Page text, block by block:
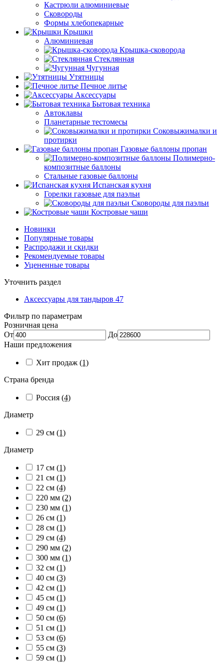
Кастрюли алюминиевые
Сковороды
Формы хлебопекарные
Крышки
Алюминиевая
Крышка-сковорода
Стеклянная
Чугунная
Утятницы
Печное литье
Аксессуары
Бытовая техника
Автоклавы
Планетарные тестомесы
Соковыжималки и
протирки
Газовые баллоны пропан
Полимерно-
композитные баллоны
Стальные газовые баллоны
Испанская кухня
Горелки газовые для паэльи
Сковороды для паэльи
Костровые чаши
Новинки
Популярные товары
Распродажи и скидки
Рекомендуемые товары
Уцененные товары
Уточнить раздел
Аксессуары для тандыров 47
Фильтр по параметрам
Розничная цена
От
До
Наши предложения
Хит продаж (1)
Страна бренда
Россия (4)
Диаметр
29 см (1)
Диаметр
17 см (1)
21 см (1)
22 см (4)
220 мм (2)
230 мм (1)
26 см (1)
28 см (1)
29 см (4)
290 мм (2)
300 мм (1)
32 см (1)
40 см (3)
42 см (1)
45 см (1)
49 см (1)
50 см (6)
51 см (1)
53 см (6)
55 см (3)
59 см (1)